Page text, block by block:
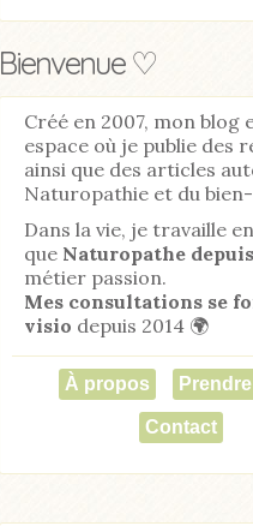
Bienvenue ♡
Créé en 2007, mon blog
espace où je publie des
ainsi que des articles
Naturopathie et du
Dans la vie, je travaille
que Naturopathe
métier passion.
Mes consultations se
visio depuis 2014 🌍
À propos
Contact